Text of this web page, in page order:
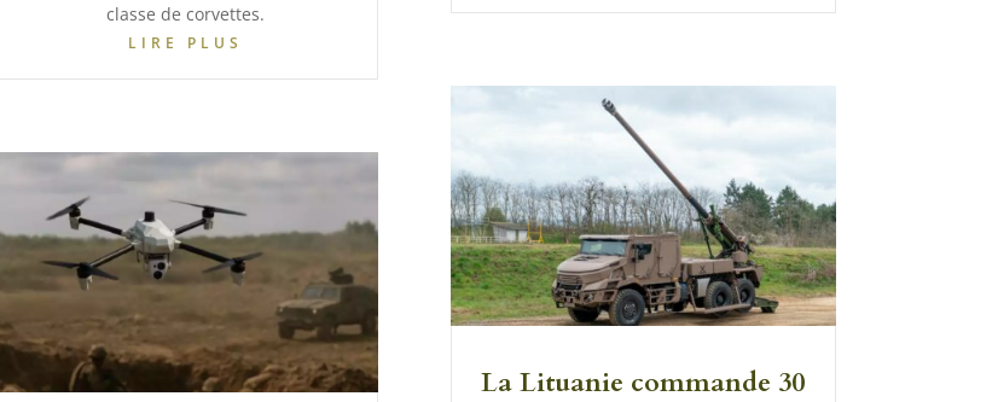
classe de corvettes.
LIRE PLUS
La Lituanie commande 30